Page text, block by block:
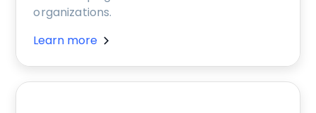
organizations.
Learn more